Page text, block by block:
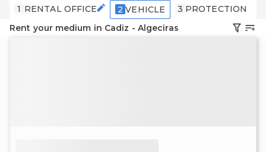
1 RENTAL OFFICE 2 VEHICLE 3 PROTECTION
Rent your medium in Cadiz - Algeciras